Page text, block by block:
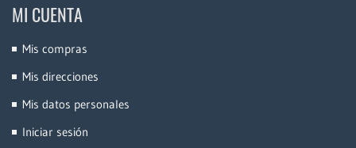
MI CUENTA
Mis compras
Mis direcciones
Mis datos personales
Iniciar sesión